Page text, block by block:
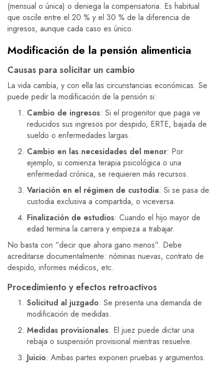
(mensual o única) o deniega la compensatoria. Es habitual
que oscile entre el 20 % y el 30 % de la diferencia de
ingresos, aunque cada caso es único.
Modificación de la pensión alimenticia
Causas para solicitar un cambio
La vida cambia, y con ella las circunstancias económicas. Se
puede pedir la modificación de la pensión si:
Cambio de ingresos: Si el progenitor que paga ve
reducidos sus ingresos por despido, ERTE, bajada de
sueldo o enfermedades largas.
Cambio en las necesidades del menor: Por
ejemplo, si comienza terapia psicológica o una
enfermedad crónica, se requieren más recursos.
Variación en el régimen de custodia: Si se pasa de
custodia exclusiva a compartida, o viceversa.
Finalización de estudios: Cuando el hijo mayor de
edad termina la carrera y empieza a trabajar.
No basta con “decir que ahora gano menos”. Debe
acreditarse documentalmente: nóminas nuevas, contrato de
despido, informes médicos, etc.
Procedimiento y efectos retroactivos
Solicitud al juzgado: Se presenta una demanda de
modificación de medidas.
Medidas provisionales: El juez puede dictar una
rebaja o suspensión provisional mientras resuelve.
Juicio: Ambas partes exponen pruebas y argumentos.